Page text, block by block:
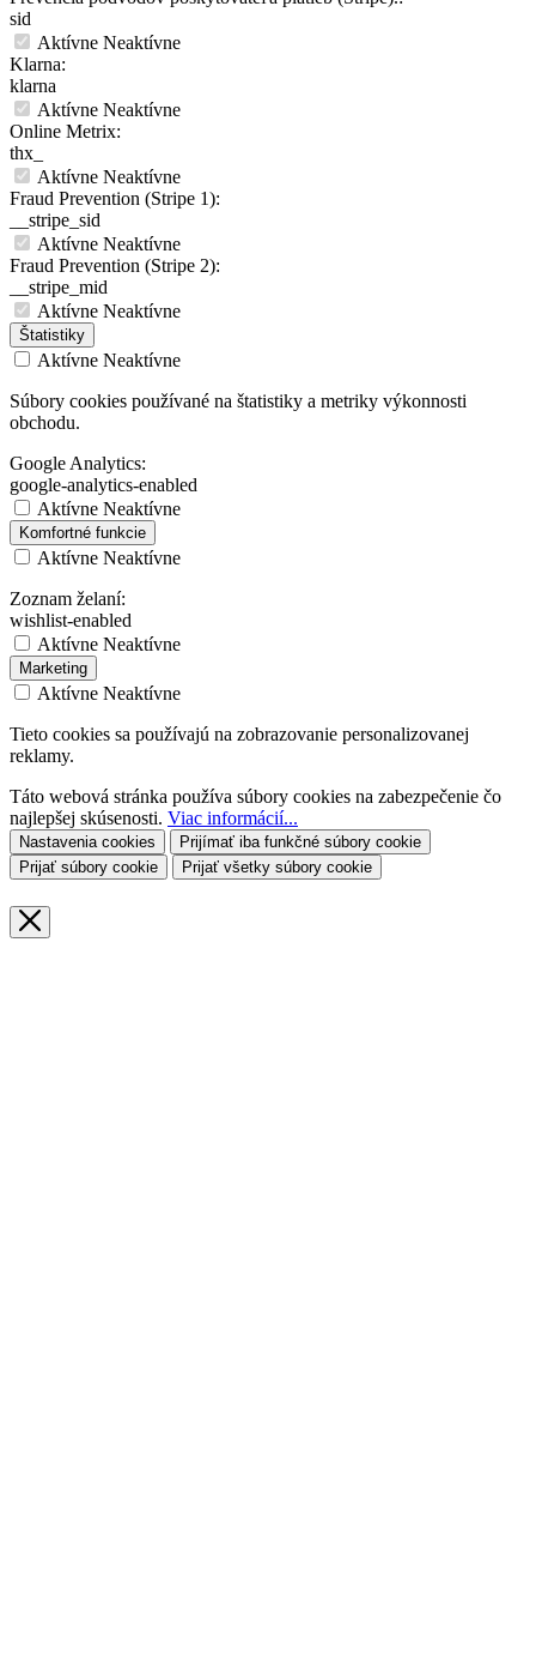
sid
Aktívne Neaktívne
Klarna:
klarna
Aktívne Neaktívne
Online Metrix:
thx_
Aktívne Neaktívne
Fraud Prevention (Stripe 1):
__stripe_sid
Aktívne Neaktívne
Fraud Prevention (Stripe 2):
__stripe_mid
Aktívne Neaktívne
Štatistiky
Aktívne Neaktívne
Súbory cookies používané na štatistiky a metriky výkonnosti
obchodu.
Google Analytics:
google-analytics-enabled
Aktívne Neaktívne
Komfortné funkcie
Aktívne Neaktívne
Zoznam želaní:
wishlist-enabled
Aktívne Neaktívne
Marketing
Aktívne Neaktívne
Tieto cookies sa používajú na zobrazovanie personalizovanej
reklamy.
Táto webová stránka používa súbory cookies na zabezpečenie čo
najlepšej skúsenosti. Viac informácií...
Nastavenia cookies
Prijímať iba funkčné súbory cookie
Prijať súbory cookie
Prijať všetky súbory cookie